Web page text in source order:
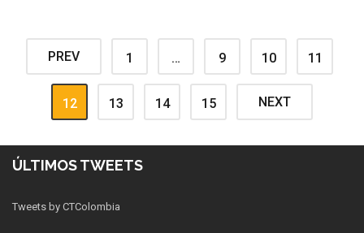
PREV 1 … 9 10 11
12 13 14 15 NEXT
ÚLTIMOS TWEETS
Tweets by CTColombia